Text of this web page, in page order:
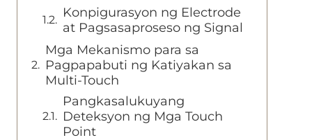
Konpigurasyon ng Electrode
at Pagsasaproseso ng Signal
Mga Mekanismo para sa
Pagpapabuti ng Katiyakan sa
Multi-Touch
Pangkasalukuyang
Deteksyon ng Mga Touch
Point